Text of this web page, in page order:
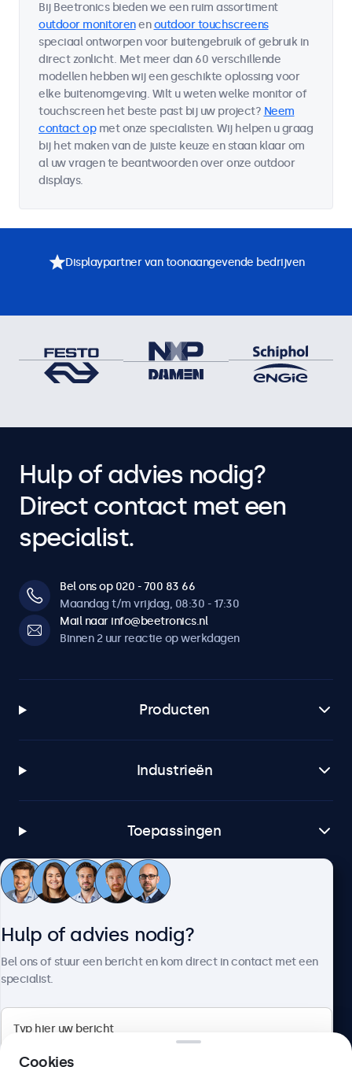
Bij Beetronics bieden we een ruim assortiment
outdoor monitorenenoutdoor touchscreens
speciaal ontworpen voor buitengebruik of gebruik in
direct zonlicht. Met meer dan 60 verschillende
modellen hebben wij een geschikte oplossing voor
elke buitenomgeving. Wilt u weten welke monitor of
touchscreen het beste past bij uw project? Neem
contact opmet onze specialisten. Wij helpen u graag
bij het maken van de juiste keuze en staan klaar om
al uw vragen te beantwoorden over onze outdoor
displays.
Displaypartner van toonaangevende bedrijven
Hulp of advies nodig?
Direct contact met een
specialist.
Bel ons op 020 - 700 83 66
Maandag t/m vrijdag, 08:30 - 17:30
Mail naar info@beetronics.nl
Binnen 2 uur reactie op werkdagen
Producten
Industrieën
Toepassingen
Klantenservice
Hulp of advies nodig?
Bel ons of stuur een bericht en kom direct in contact met een
specialist.
Cookies